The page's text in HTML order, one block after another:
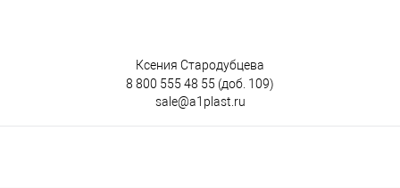
Ксения Стародубцева
8 800 555 48 55 (доб. 109)
sale@a1plast.ru